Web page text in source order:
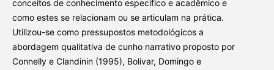
conceitos de conhecimento específico e acadêmico e
como estes se relacionam ou se articulam na prática.
Utilizou-se como pressupostos metodológicos a
abordagem qualitativa de cunho narrativo proposto por
Connelly e Clandinin (1995), Bolivar, Domingo e